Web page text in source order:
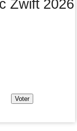
Zwift 2026